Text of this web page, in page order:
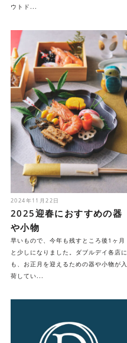
ウトド...
2024年11月22日
2025迎春におすすめの器
や小物
早いもので、今年も残すところ後1ヶ月
と少しになりました。ダブルデイ各店に
も、お正月を迎えるための器や小物が入
荷してい...